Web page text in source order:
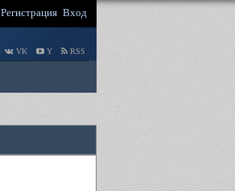
Регистрация Вход
VK Y RSS